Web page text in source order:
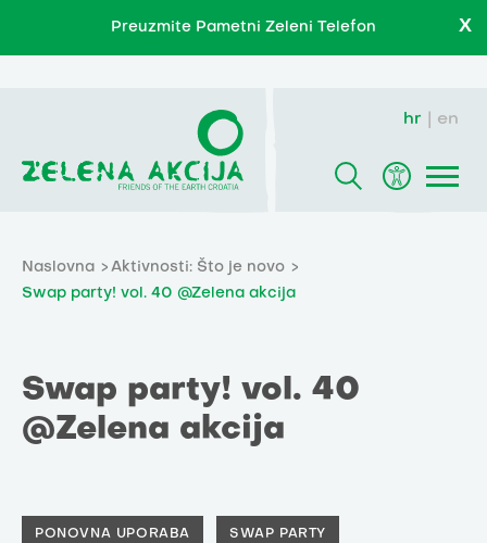
Preuzmite Pametni Zeleni Telefon X
hr en
Naslovna
Aktivnosti: Što je novo
Swap party! vol. 40 @Zelena akcija
Swap party! vol. 40
@Zelena akcija
PONOVNA UPORABA SWAP PARTY